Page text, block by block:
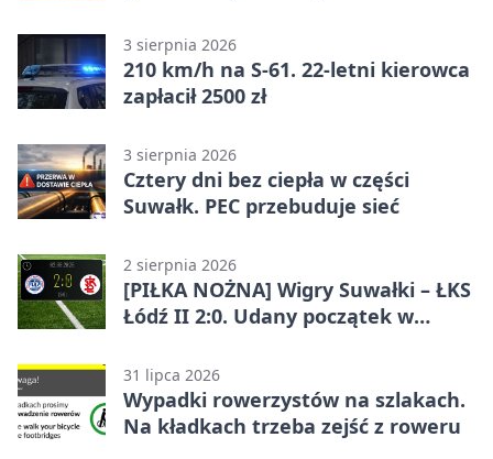
3 sierpnia 2026
210 km/h na S-61. 22-letni kierowca
zapłacił 2500 zł
3 sierpnia 2026
Cztery dni bez ciepła w części
Suwałk. PEC przebuduje sieć
2 sierpnia 2026
[PIŁKA NOŻNA] Wigry Suwałki – ŁKS
Łódź II 2:0. Udany początek w
31 lipca 2026
Wypadki rowerzystów na szlakach.
Na kładkach trzeba zejść z roweru